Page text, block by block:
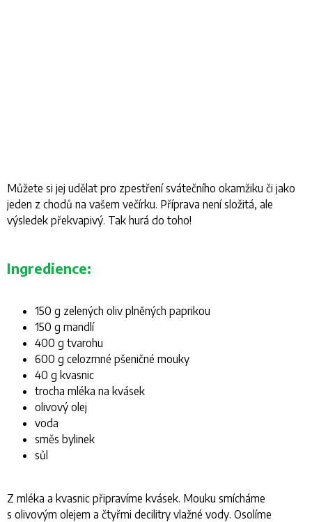
Můžete si jej udělat pro zpestření svátečního okamžiku či jako
jeden z chodů na vašem večírku. Příprava není složitá, ale
výsledek překvapivý. Tak hurá do toho!
Ingredience:
150 g zelených oliv plněných paprikou
150 g mandlí
400 g tvarohu
600 g celozrnné pšeničné mouky
40 g kvasnic
trocha mléka na kvásek
olivový olej
voda
směs bylinek
sůl
Z mléka a kvasnic připravíme kvásek. Mouku smícháme
s olivovým olejem a čtyřmi decilitry vlažné vody. Osolíme